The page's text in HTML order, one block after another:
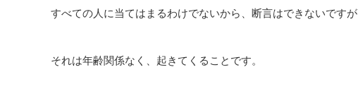
すべての人に当てはまるわけでないから、断言はできないですが
それは年齢関係なく、起きてくることです。